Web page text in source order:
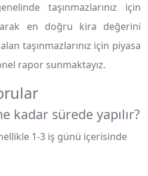
taşınmazlarınız için
en doğru kira değerini
taşınmazlarınız için piyasa
rapor sunmaktayız.
kadar sürede yapılır?
1-3 iş günü içerisinde